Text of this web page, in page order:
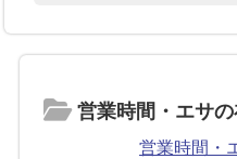
営業時間・エサ
営業時間・